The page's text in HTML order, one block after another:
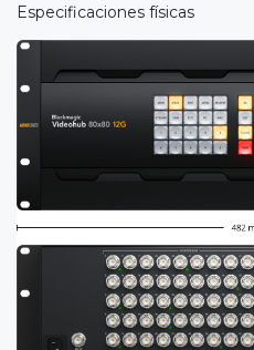
Especificaciones físicas